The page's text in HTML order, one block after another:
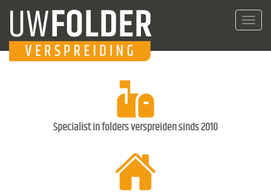
Specialist in folders verspreiden sinds 2010